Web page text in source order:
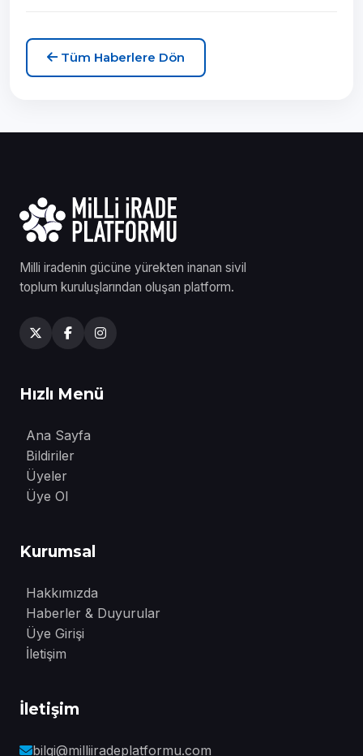
Tüm Haberlere Dön
Milli iradenin gücüne yürekten inanan sivil
toplum kuruluşlarından oluşan platform.
Hızlı Menü
Ana Sayfa
Bildiriler
Üyeler
Üye Ol
Kurumsal
Hakkımızda
Haberler & Duyurular
Üye Girişi
İletişim
İletişim
bilgi@milliiradeplatformu.com